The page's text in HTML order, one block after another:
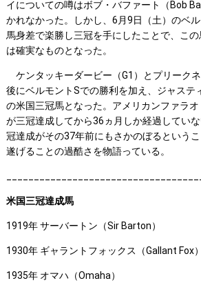
イについての噂はボブ・バファート（Bob
かれなかった。しかし、6月9日（土）のベ
馬身差で楽勝し三冠を手にしたことで、この
は確実なものとなった。
ケンタッキーダービー（G1）とプリーク
後にベルモントSでの勝利を加え、ジャステ
の米国三冠馬となった。アメリカンファラオ
が三冠達成してから36ヵ月しか経過してい
冠達成がその37年前にもさかのぼるという
遂げることの過酷さを物語っている。
米国三冠達成馬
1919年 サーバートン（Sir Barton）
1930年 ギャラントフォックス（Gallant Fox）
1935年 オマハ（Omaha）